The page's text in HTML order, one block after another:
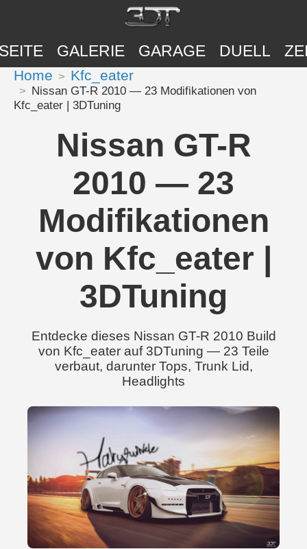
GALERIE GARAGE DUELL
Home Kfc_eater
Nissan GT-R 2010 — 23 Modifikationen von
Kfc_eater | 3DTuning
Nissan GT-R
2010 — 23
Modifikationen
von Kfc_eater |
3DTuning
Entdecke dieses Nissan GT-R 2010 Build
von Kfc_eater auf 3DTuning — 23 Teile
verbaut, darunter Tops, Trunk Lid,
Headlights